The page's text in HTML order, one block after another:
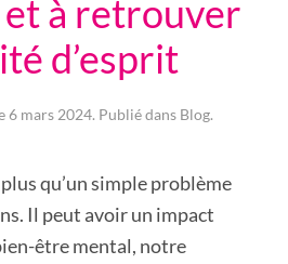
et à retrouver
d’esprit
6 mars 2024. Publié dans Blog.
qu’un simple problème
Il peut avoir un impact
être mental, notre